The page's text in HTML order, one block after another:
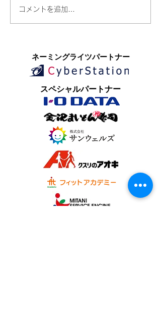
コメントを追加…
​ネーミングライツパートナー
​スペシャルパートナー